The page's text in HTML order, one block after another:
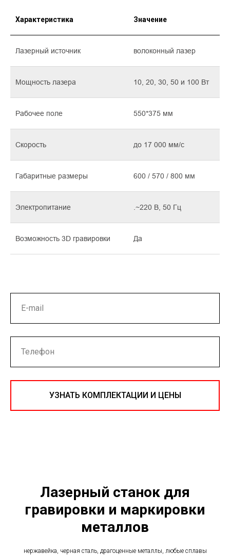
Характеристика Значение
Лазерный источник волоконный лазер
Мощность лазера 10, 20, 30, 50 и 100 Вт
Рабочее поле 550*375 мм
Скорость до 17 000 мм/c
Габаритные размеры 600 / 570 / 800 мм
Электропитание .~220 В, 50 Гц
Возможность 3D гравировки Да
УЗНАТЬ КОМПЛЕКТАЦИИ И ЦЕНЫ
Лазерный станок для
гравировки и маркировки
металлов
нержавейка, черная сталь, драгоценные металлы, любые сплавы